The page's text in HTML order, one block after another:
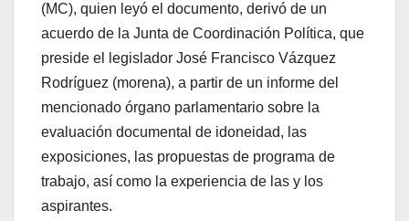
(MC), quien leyó el documento, derivó de un
acuerdo de la Junta de Coordinación Política, que
preside el legislador José Francisco Vázquez
Rodríguez (morena), a partir de un informe del
mencionado órgano parlamentario sobre la
evaluación documental de idoneidad, las
exposiciones, las propuestas de programa de
trabajo, así como la experiencia de las y los
aspirantes.